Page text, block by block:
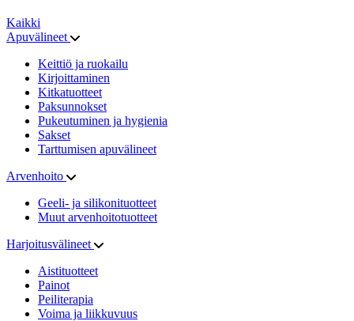
Kaikki
Apuvälineet
Keittiö ja ruokailu
Kirjoittaminen
Kitkatuotteet
Paksunnokset
Pukeutuminen ja hygienia
Sakset
Tarttumisen apuvälineet
Arvenhoito
Geeli- ja silikonituotteet
Muut arvenhoitotuotteet
Harjoitusvälineet
Aistituotteet
Painot
Peiliterapia
Voima ja liikkuvuus